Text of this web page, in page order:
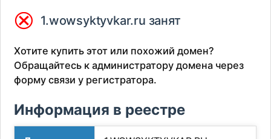
⮿ 1.wowsyktyvkar.ru занят
Хотите купить этот или похожий домен?
Обращайтесь к администратору домена через
форму связи у регистратора.
Информация в реестре